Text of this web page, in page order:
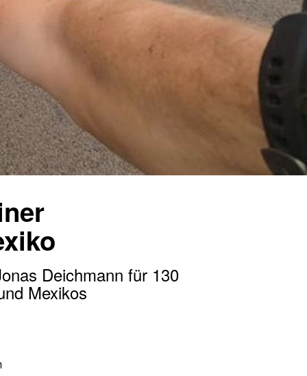
Deichmann für 130
Mexikos